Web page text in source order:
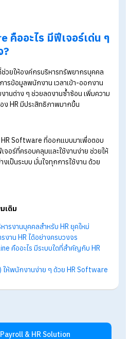
ราะห์ข้อมูล
ะห์และวางแผนเชิงกลยุทธ์ได้อย่างมี
ไหม?
าะกับองค์กรทุกขนาด ตั้งแต่องค์กรขนา
ญ่ และองค์กรที่มีความต้องการ ดังต่อไ
บซ้อน เช่น หลายแผนก หลายสาขา หรื
รและขั้นตอนการทำงานแบบ manual
รคำนวณและจัดการข้อมูล
านบุคลากร
พื่อวิเคราะห์ วางแผน และตัดสินใจเชิงก
คืออะไร มีฟีเจอร์เด่